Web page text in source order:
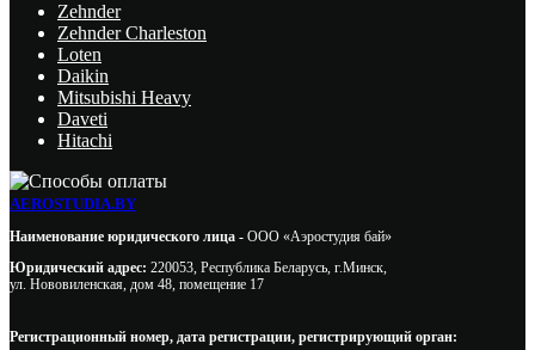
Zehnder
Zehnder Charleston
Loten
Daikin
Mitsubishi Heavy
Daveti
Hitachi
AEROSTUDIA.BY
Наименование юридического лица - ООО «Аэростудия бай»
Юридический адрес: 220053, Республика Беларусь, г.Минск,
ул. Нововиленская, дом 48, помещение 17
Регистрационный номер, дата регистрации, регистрирующий орган: